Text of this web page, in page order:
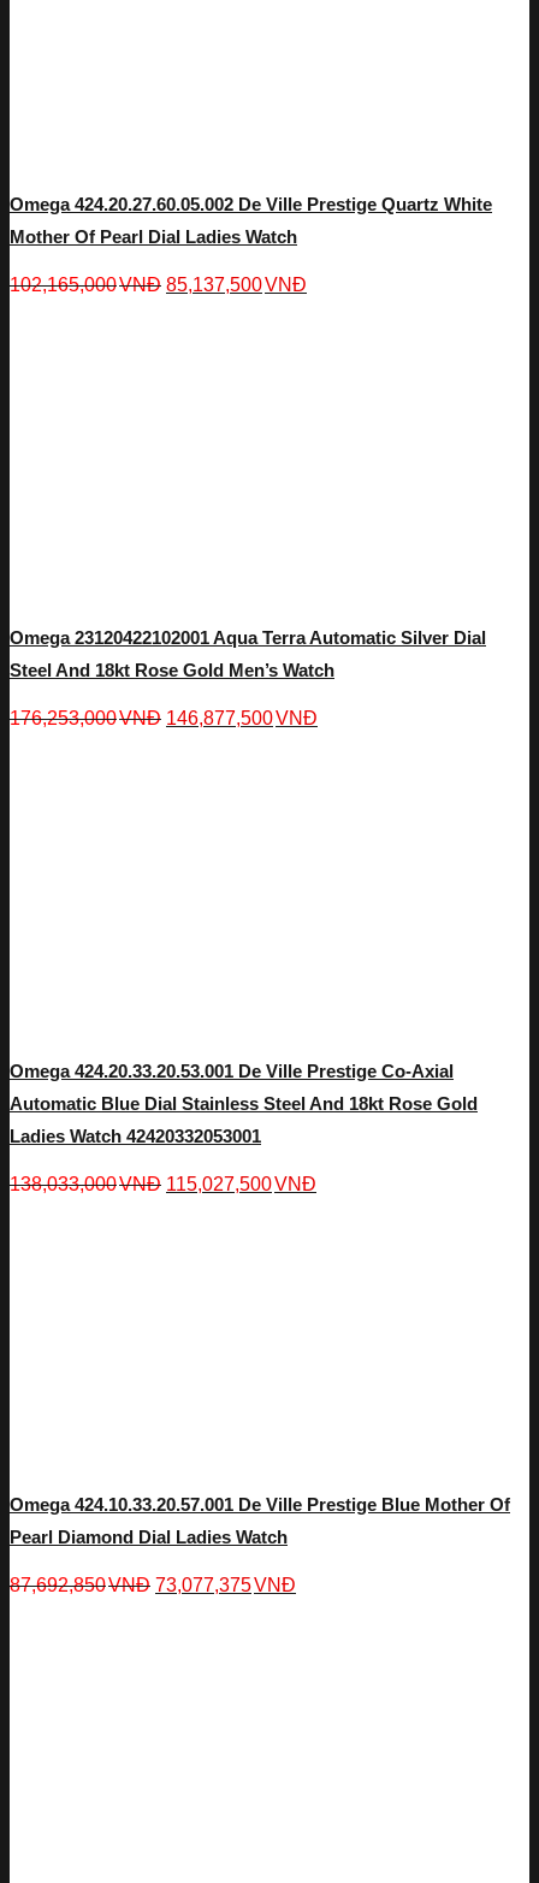
Omega 424.20.27.60.05.002 De Ville Prestige Quartz White
Mother Of Pearl Dial Ladies Watch
102,165,000VNĐ 85,137,500VNĐ
Omega 23120422102001 Aqua Terra Automatic Silver Dial
Steel And 18kt Rose Gold Men’s Watch
176,253,000VNĐ 146,877,500VNĐ
Omega 424.20.33.20.53.001 De Ville Prestige Co-Axial
Automatic Blue Dial Stainless Steel And 18kt Rose Gold
Ladies Watch 42420332053001
138,033,000VNĐ 115,027,500VNĐ
Omega 424.10.33.20.57.001 De Ville Prestige Blue Mother Of
Pearl Diamond Dial Ladies Watch
87,692,850VNĐ 73,077,375VNĐ